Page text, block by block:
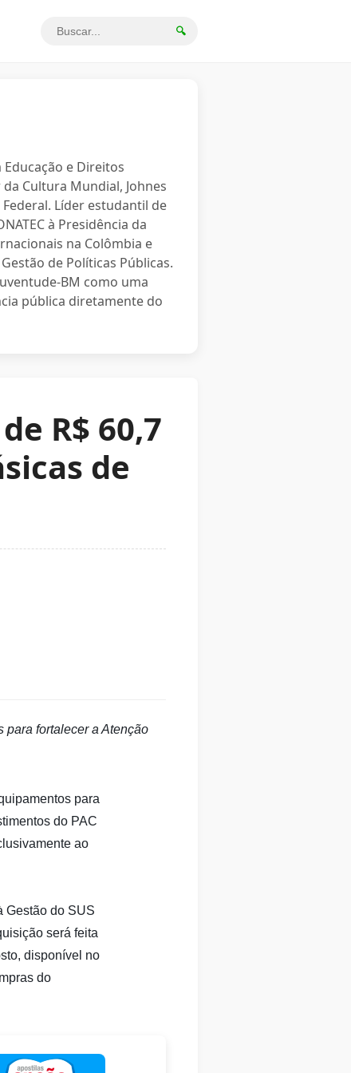
🔍
Educação e Direitos
Cultura Mundial, Johnes
Líder estudantil de
à Presidência da
na Colômbia e
de Políticas Públicas.
BM como uma
pública diretamente do
R$ 60,7
de
para fortalecer a Atenção
para
do PAC
ao
Gestão do SUS
será feita
disponível no
do